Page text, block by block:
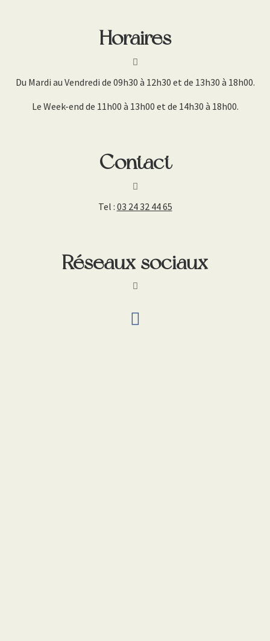
Horaires
Du Mardi au Vendredi de 09h30 à 12h30 et de 13h30 à 18h00.
Le Week-end de 11h00 à 13h00 et de 14h30 à 18h00.
Contact
Tel : 03 24 32 44 65
Réseaux sociaux